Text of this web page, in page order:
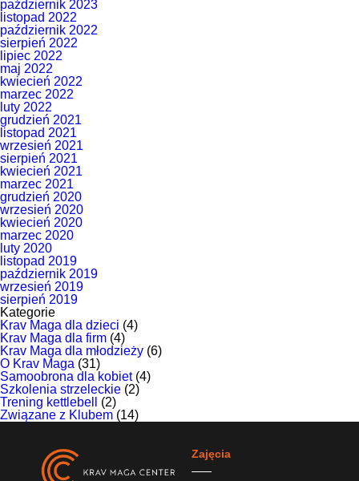
październik 2023
listopad 2022
październik 2022
sierpień 2022
lipiec 2022
maj 2022
kwiecień 2022
marzec 2022
luty 2022
grudzień 2021
listopad 2021
wrzesień 2021
sierpień 2021
kwiecień 2021
marzec 2021
grudzień 2020
wrzesień 2020
kwiecień 2020
marzec 2020
luty 2020
listopad 2019
październik 2019
wrzesień 2019
sierpień 2019
Kategorie
Krav Maga dla dzieci (4)
Krav Maga dla firm (4)
Krav Maga dla młodzieży (6)
O Krav Maga (31)
Samoobrona dla kobiet(4)
Szkolenia strzeleckie (2)
Trening kettlebell
(2)
Związane z Klubem (14)
Zajęcia